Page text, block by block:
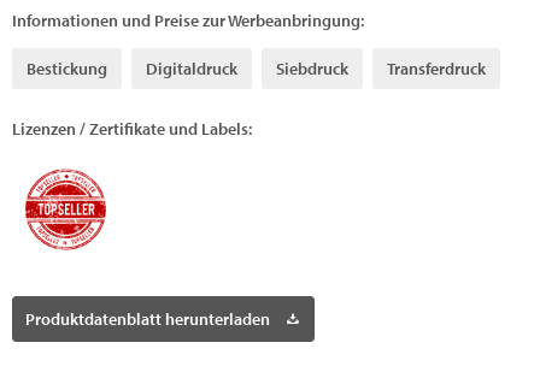
Informationen und Preise zur Werbeanbringung:
Bestickung Digitaldruck Siebdruck Transferdruck
Lizenzen / Zertifikate und Labels:
Produktdatenblatt herunterladen